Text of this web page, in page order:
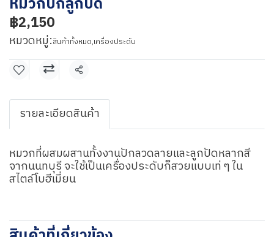
฿2,150
หมวดหมู่:สินค้าทั้งหมด,เครื่องประดับ
แชร์
รายละเอียดสินค้า
หมวกที่ผสมผสานทั้งงานปักลวดลายและลูกปัดหลากสี
จากนนทบุรี จะใช้เป็นเครื่องประดับก็สวยแบบเท่ ๆ ใน
สไตล์โบฮีเมี่ยน